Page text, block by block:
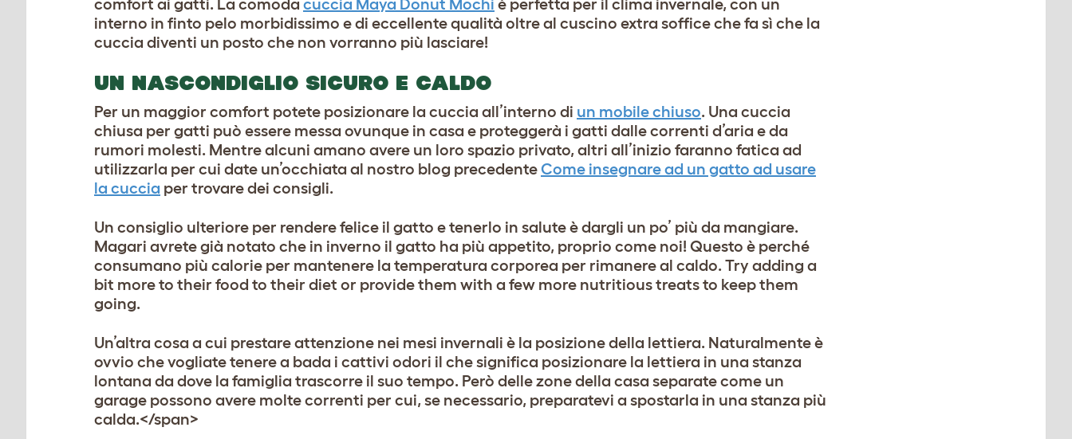
comfort ai gatti. La comoda cuccia Maya Donut Mochi è perfetta per il clima invernale, con un
interno in finto pelo morbidissimo e di eccellente qualità oltre al cuscino extra soffice che fa sì che la
cuccia diventi un posto che non vorranno più lasciare!
UN NASCONDIGLIO SICURO E CALDO
Per un maggior comfort potete posizionare la cuccia all’interno di un mobile chiuso. Una cuccia
chiusa per gatti può essere messa ovunque in casa e proteggerà i gatti dalle correnti d’aria e da
rumori molesti. Mentre alcuni amano avere un loro spazio privato, altri all’inizio faranno fatica ad
utilizzarla per cui date un’occhiata al nostro blog precedenteCome insegnare ad un gatto ad usare
la cuccia per trovare dei consigli.
Un consiglio ulteriore per rendere felice il gatto e tenerlo in salute è dargli un po’ più da mangiare.
Magari avrete già notato che in inverno il gatto ha più appetito, proprio come noi! Questo è perché
consumano più calorie per mantenere la temperatura corporea per rimanere al caldo. Try adding a
bit more to their food to their diet or provide them with a few more nutritious treats to keep them
going.
Un’altra cosa a cui prestare attenzione nei mesi invernali è la posizione della lettiera. Naturalmente è
ovvio che vogliate tenere a bada i cattivi odori il che significa posizionare la lettiera in una stanza
lontana da dove la famiglia trascorre il suo tempo. Però delle zone della casa separate come un
garage possono avere molte correnti per cui, se necessario, preparatevi a spostarla in una stanza più
calda.</span>